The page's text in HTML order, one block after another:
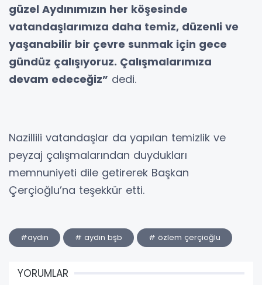
güzel Aydınımızın her köşesinde
vatandaşlarımıza daha temiz, düzenli ve
yaşanabilir bir çevre sunmak için gece
gündüz çalışıyoruz. Çalışmalarımıza
devam edeceğiz” dedi.
Nazillili vatandaşlar da yapılan temizlik ve
peyzaj çalışmalarından duydukları
memnuniyeti dile getirerek Başkan
Çerçioğlu’na teşekkür etti.
#aydın # aydın bşb # özlem çerçioğlu
YORUMLAR